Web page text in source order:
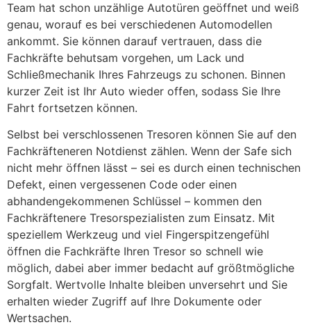
Team hat schon unzählige Autotüren geöffnet und weiß
genau, worauf es bei verschiedenen Automodellen
ankommt. Sie können darauf vertrauen, dass die
Fachkräfte behutsam vorgehen, um Lack und
Schließmechanik Ihres Fahrzeugs zu schonen. Binnen
kurzer Zeit ist Ihr Auto wieder offen, sodass Sie Ihre
Fahrt fortsetzen können.
Selbst bei verschlossenen Tresoren können Sie auf den
Fachkräfteneren Notdienst zählen. Wenn der Safe sich
nicht mehr öffnen lässt – sei es durch einen technischen
Defekt, einen vergessenen Code oder einen
abhandengekommenen Schlüssel – kommen den
Fachkräftenere Tresorspezialisten zum Einsatz. Mit
speziellem Werkzeug und viel Fingerspitzengefühl
öffnen die Fachkräfte Ihren Tresor so schnell wie
möglich, dabei aber immer bedacht auf größtmögliche
Sorgfalt. Wertvolle Inhalte bleiben unversehrt und Sie
erhalten wieder Zugriff auf Ihre Dokumente oder
Wertsachen.